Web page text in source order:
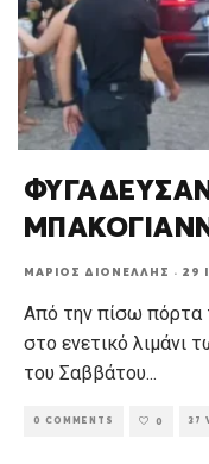
ΜΆΡΙΟΣ ΔΙΟΝΈΛΛΗΣ · 29
Από την πίσω πόρτα
στο ενετικό λιμάνι
του Σαββάτου...
0 COMMENTS 0 37